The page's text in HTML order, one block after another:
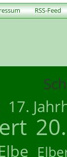
RSS-Feed
17.